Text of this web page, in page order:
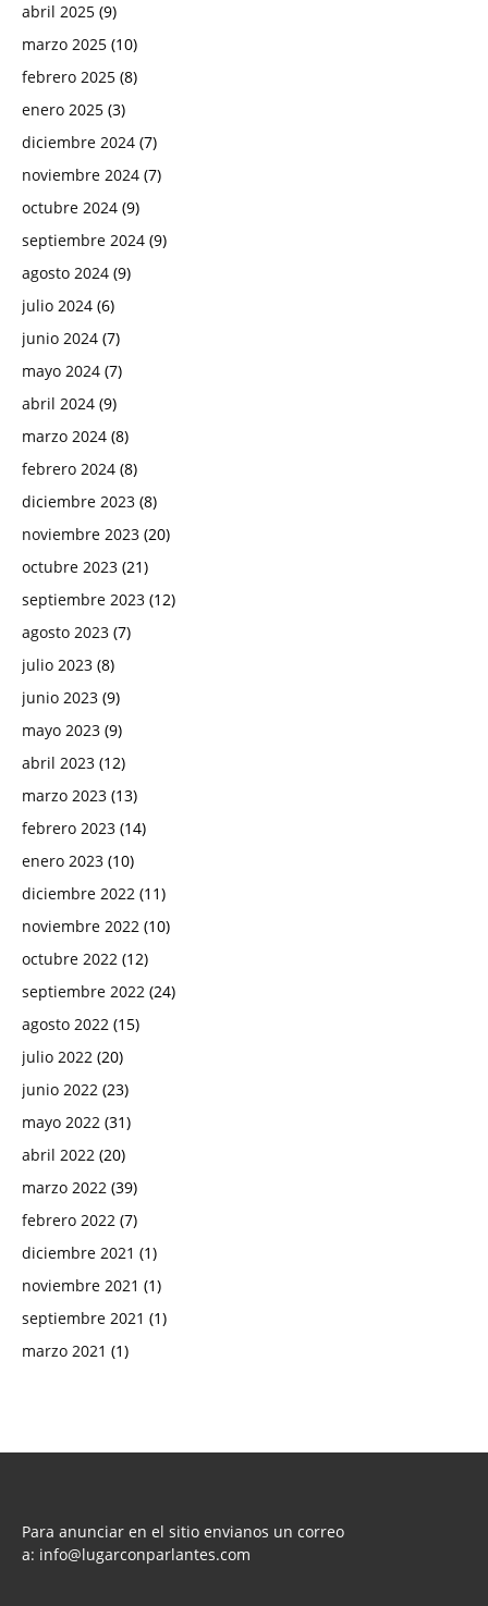
abril 2025 (9)
marzo 2025 (10)
febrero 2025 (8)
enero 2025 (3)
diciembre 2024 (7)
noviembre 2024 (7)
octubre 2024 (9)
septiembre 2024 (9)
agosto 2024 (9)
julio 2024 (6)
junio 2024 (7)
mayo 2024 (7)
abril 2024 (9)
marzo 2024 (8)
febrero 2024 (8)
diciembre 2023 (8)
noviembre 2023 (20)
octubre 2023 (21)
septiembre 2023 (12)
agosto 2023 (7)
julio 2023 (8)
junio 2023 (9)
mayo 2023 (9)
abril 2023 (12)
marzo 2023 (13)
febrero 2023 (14)
enero 2023 (10)
diciembre 2022 (11)
noviembre 2022 (10)
octubre 2022 (12)
septiembre 2022 (24)
agosto 2022 (15)
julio 2022 (20)
junio 2022 (23)
mayo 2022 (31)
abril 2022 (20)
marzo 2022 (39)
febrero 2022 (7)
diciembre 2021 (1)
noviembre 2021 (1)
septiembre 2021 (1)
marzo 2021 (1)
Para anunciar en el sitio envianos un correo
a: info@lugarconparlantes.com